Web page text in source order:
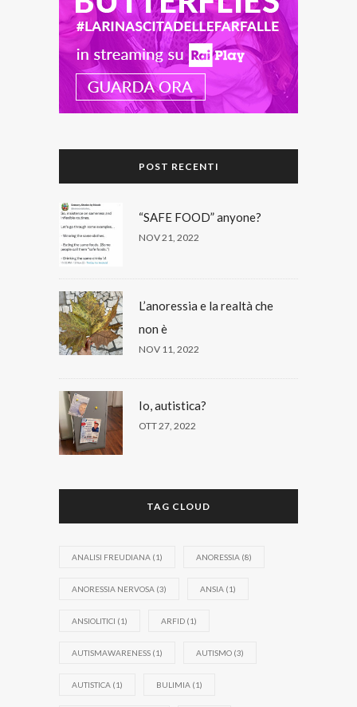
POST RECENTI
“SAFE FOOD” anyone?
NOV 21, 2022
L’anoressia e la realtà che
non è
NOV 11, 2022
Io, autistica?
OTT 27, 2022
TAG CLOUD
ANALISI FREUDIANA (1) ANORESSIA (8)
ANORESSIA NERVOSA (3) ANSIA (1)
ANSIOLITICI (1) ARFID (1)
AUTISMAWARENESS (1) AUTISMO (3)
AUTISTICA (1) BULIMIA (1)